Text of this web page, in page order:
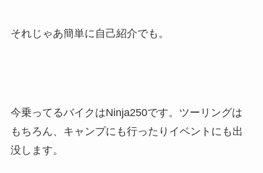
それじゃあ簡単に自己紹介でも。
今乗ってるバイクはNinja250です。ツーリングは
もちろん、キャンプにも行ったりイベントにも出
没します。